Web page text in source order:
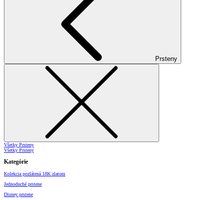
Prsteny
Všetky Prsteny
Všetky Prsteny
Kategórie
Kolekcia pozlátená 18K zlatom
Jednoduché prstene
Disney prstene